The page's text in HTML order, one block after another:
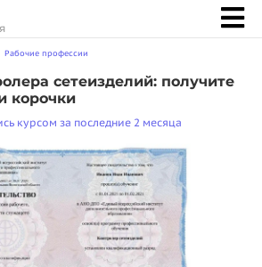
Рабочие профессии
сетеизделий: получите
корочки
курсом за последние 2 месяца